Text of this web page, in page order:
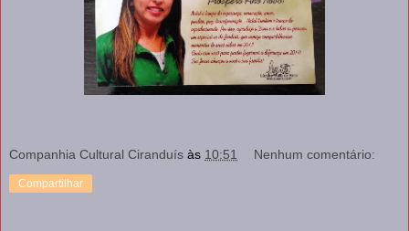
Companhia Cultural Ciranduís às 10:51 Nenhum comentário:
Compartilhar